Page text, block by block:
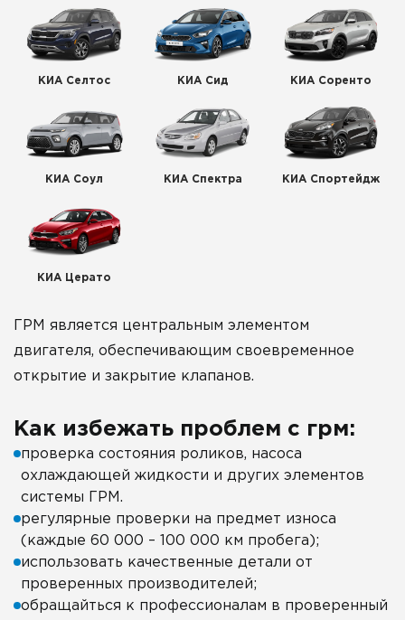
КИА Селтос КИА Сид КИА Соренто
КИА Соул КИА Спектра КИА Спортейдж
КИА Церато
ГРМ является центральным элементом
двигателя, обеспечивающим своевременное
открытие и закрытие клапанов.
Как избежать проблем с грм:
проверка состояния роликов, насоса
охлаждающей жидкости и других элементов
системы ГРМ.
регулярные проверки на предмет износа
(каждые 60 000 – 100 000 км пробега);
использовать качественные детали от
проверенных производителей;
обращайться к профессионалам в проверенный